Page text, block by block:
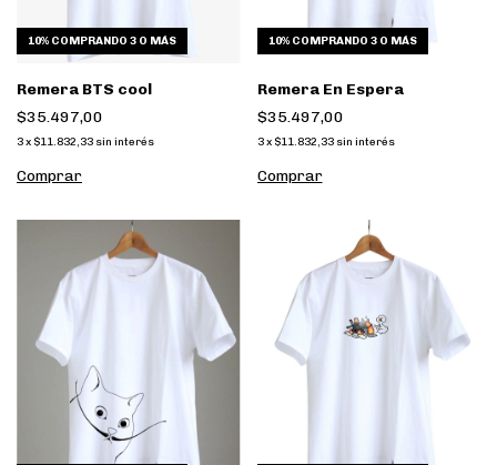
10% COMPRANDO 3 O MÁS
Remera BTS cool
$35.497,00
3x $11.832,33 sin interés
Comprar
10% COMPRANDO 3 O MÁS
Remera En Espera
$35.497,00
3 x $11.832,33 sin interés
Comprar